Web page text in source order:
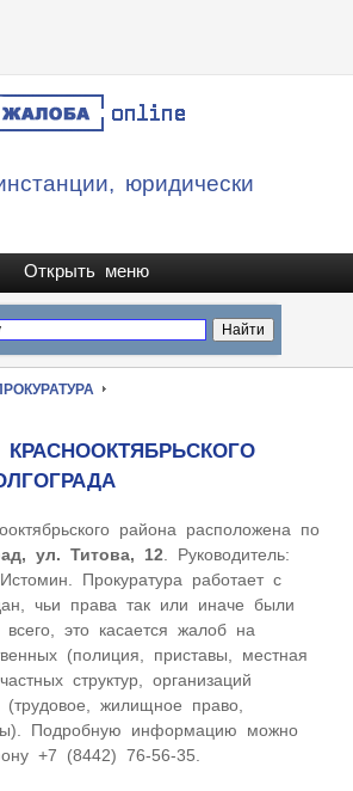
юридически
КРАСНООКТЯБРЬСКОГО
района расположена по
ул. Титова, 12 . Руководитель:
Прокуратура работает с
чьи права так или иначе были
это касается жалоб на
(полиция, приставы, местная
структур, организаций
жилищное право,
Подробную информацию можно
+7 (8442) 76-56-35.